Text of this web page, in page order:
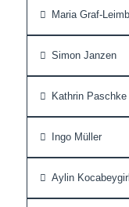
Maria Graf-
Simon Janzen
Kathrin Paschke
Ingo Müller
Aylin